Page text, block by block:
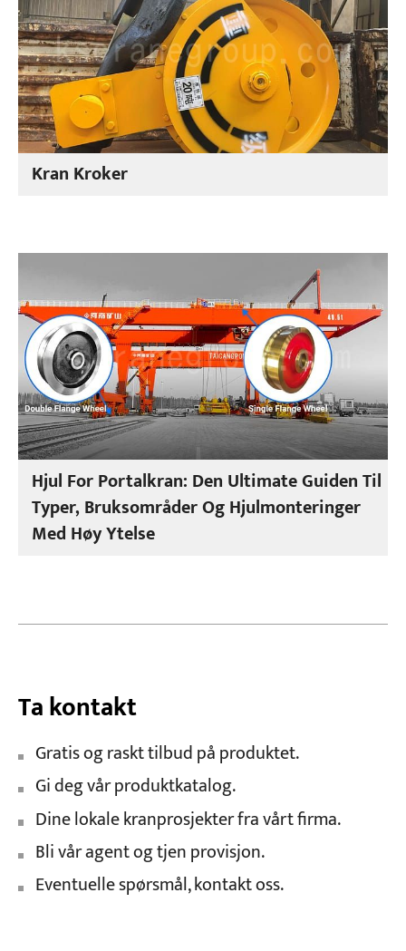
Kran Kroker
Hjul For Portalkran: Den Ultimate Guiden Til
Typer, Bruksområder Og Hjulmonteringer
Med Høy Ytelse
Ta kontakt
Gratis og raskt tilbud på produktet.
Gi deg vår produktkatalog.
Dine lokale kranprosjekter fra vårt firma.
Bli vår agent og tjen provisjon.
Eventuelle spørsmål, kontakt oss.